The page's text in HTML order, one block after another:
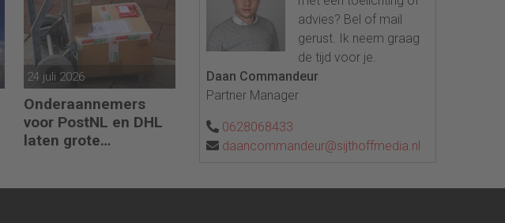
24 juli 2026
Onderaannemers
voor PostNL en DHL
laten grote
advies? Bel of mail
gerust. Ik neem graag
de tijd voor je.
Daan Commandeur
Partner Manager
0628068433
daancommandeur@sijthoffmedia.nl